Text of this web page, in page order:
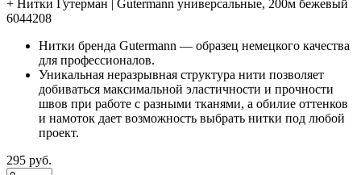
+ Нитки Гутерман | Gutermann универсальные, 200м бежевый
6044208
Нитки бренда Gutermann — образец немецкого качества
для профессионалов.
Уникальная неразрывная структура нити позволяет
добиваться максимальной эластичности и прочности
швов при работе с разными тканями, а обилие оттенков
и намоток дает возможность выбрать нитки под любой
проект.
295 руб.